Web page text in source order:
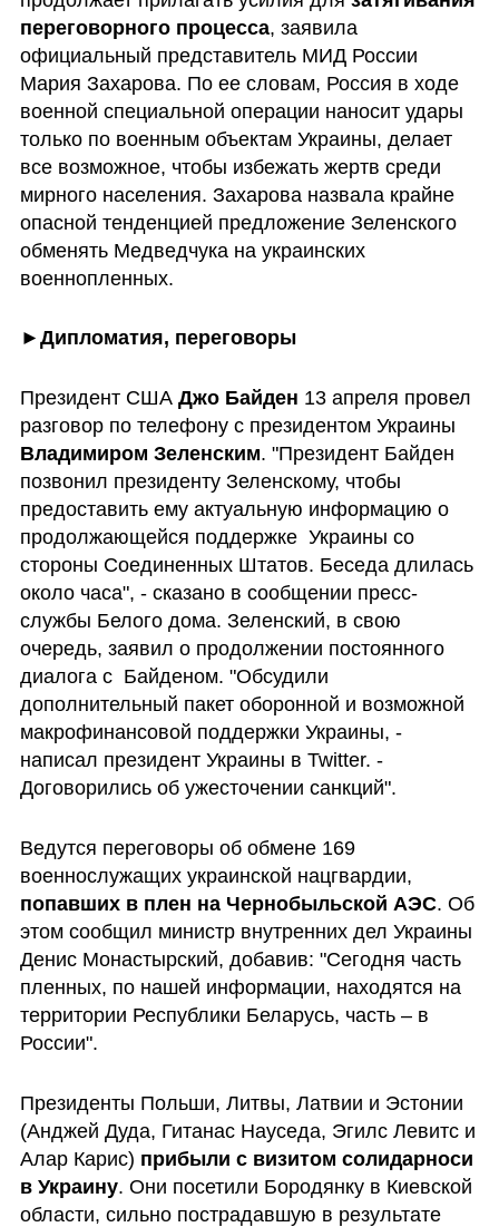
переговорного процесса, заявила
официальный представитель МИД России
Мария Захарова. По ее словам, Россия в ходе
военной специальной операции наносит удары
только по военным объектам Украины, делает
все возможное, чтобы избежать жертв среди
мирного населения. Захарова назвала крайне
опасной тенденцией предложение Зеленского
обменять Медведчука на украинских
военнопленных.
►Дипломатия, переговоры
Президент США Джо Байден 13 апреля провел
Владимиром Зеленским. "Президент Байден
позвонил президенту Зеленскому, чтобы
предоставить ему актуальную информацию о
продолжающейся поддержке  Украины со
стороны Соединенных Штатов. Беседа длилась
около часа", - сказано в сообщении пресс-
службы Белого дома. Зеленский, в свою
очередь, заявил о продолжении постоянного
диалога с  Байденом. "Обсудили
дополнительный пакет оборонной и возможной
макрофинансовой поддержки Украины, -
написал президент Украины в Twitter. -
Договорились об ужесточении санкций".
Ведутся переговоры об обмене 169
попавших в плен на Чернобыльской АЭС. Об
этом сообщил министр внутренних дел Украины
Денис Монастырский, добавив: "Сегодня часть
пленных, по нашей информации, находятся на
территории Республики Беларусь, часть – в
России".
Президенты Польши, Литвы, Латвии и Эстонии
(Анджей Дуда, Гитанас Науседа, Эгилс Левитс и
Алар Карис) прибыли с визитом солидарноси
в Украину. Они посетили Бородянку в Киевской
области, сильно пострадавшую в результате